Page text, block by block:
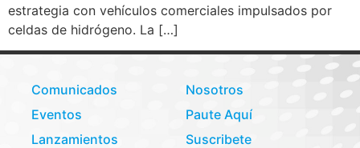
estrategia con vehículos comerciales impulsados por
celdas de hidrógeno. La […]
Comunicados
Eventos
Lanzamientos
Nosotros
Paute Aquí
Suscribete